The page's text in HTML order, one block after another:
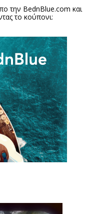
την BednBlue.com και
το κούπονι: